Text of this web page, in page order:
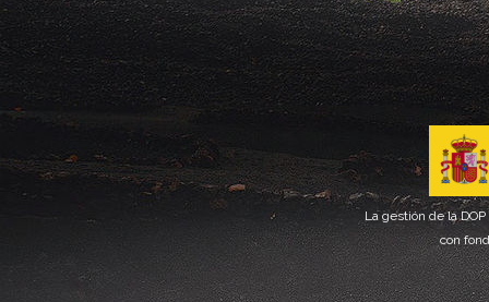
La gestión de la
con